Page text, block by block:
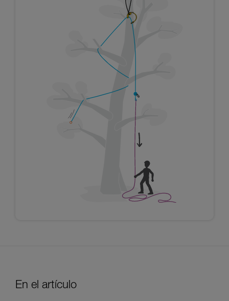
En el artículo